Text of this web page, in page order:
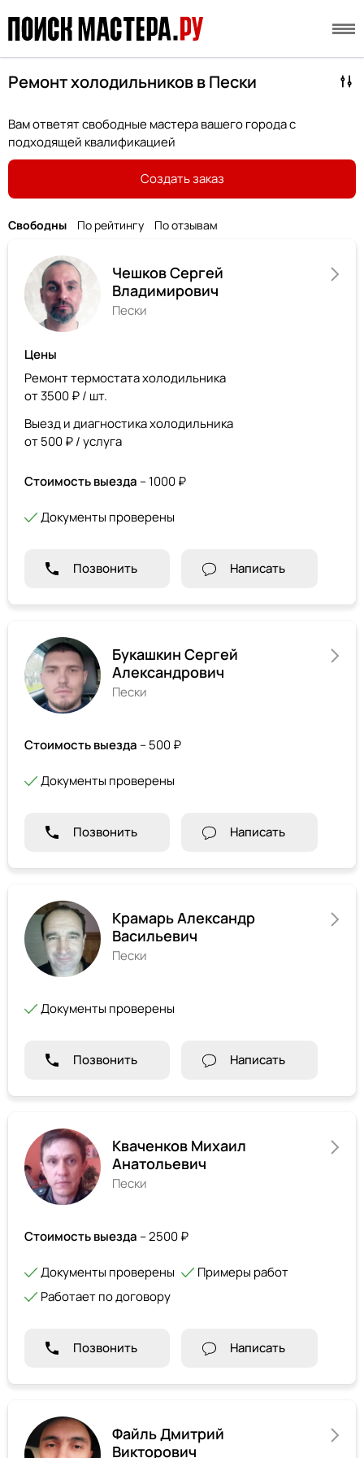
Ремонт холодильников в Пески
Вам ответят свободные мастера вашего города с
подходящей квалификацией
Создать заказ
Свободны По рейтингу По отзывам
Чешков Сергей
Владимирович
Пески
Цены
Ремонт термостата холодильника
от 3500 ₽ / шт.
Выезд и диагностика холодильника
от 500 ₽ / услуга
Стоимость выезда – 1000 ₽
Документы проверены
Позвонить Написать
Букашкин Сергей
Александрович
Пески
Стоимость выезда – 500 ₽
Документы проверены
Позвонить Написать
Крамарь Александр
Васильевич
Пески
Документы проверены
Позвонить Написать
Кваченков Михаил
Анатольевич
Пески
Стоимость выезда – 2500 ₽
Документы проверены
Примеры работ
Работает по договору
Позвонить Написать
Файль Дмитрий
Викторович